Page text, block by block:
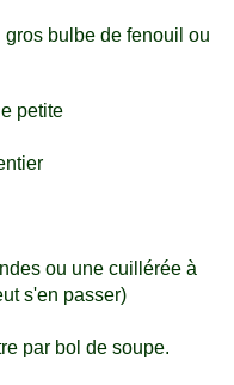
bulbe de fenouil ou
petite
ou une cuillérée à
s'en passer)
par bol de soupe.